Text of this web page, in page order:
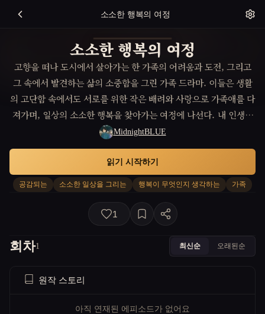
소소한 행복의 여정
소소한 행복의 여정
고향을 떠나 도시에서 살아가는 한 가족의 어려움과 도전, 그리고
그 속에서 발견하는 삶의 소중함을 그린 가족 드라마. 이들은 생활
의 고단함 속에서도 서로를 위한 작은 배려와 사랑으로 가족애를 다
져가며, 일상의 소소한 행복을 찾아가는 여정에 나선다. 내 인생의
45년을 돌아보며, 강원도 속초의 겨울을 떠올린다. 고3 겨울, 수능
이 끝난 후의 그 날들은 정말로 차가웠다. 몸도 마음도, 그리고 날씨
마저도 얼어붙은 듯한 시절이었다. 그때의 나는, 내 인생이란 무엇
인지, 내가 할 수 있는 것이 아무것도 없다는 생각에 사로잡혀 있었
다. 나를 감싸줄 수 있는 것들은 오직 오래된 이불과 살림도구들, 그
리고 가족의 흔적이 남아 있는 벽지의 담배 자국과 냄새뿐이었다.
그곳은 우울한 한숨소리로 가득 차 있었고, TV 소리가 없으면 숨이
막힐 것 같은 답답한 시간들이 흘렀다. 그래서 지금도 정적이 흐르
는 순간이 힘들다. 집을 비울 때든 아니든, 음악을 켜놓고 작은 불빛
을 밝혀야만 마음이 진정되곤 했다. 어린 시절, 나의 고향은 바다가
후 할머니, 아빠, 오빠와 함께 살게 되었다. 엄마의 얼굴은 잘 기억
MidnightBLUE
공감되는 소소한 일상을 그리는 행복이 무엇인지 생각하는 가족
읽기 시작하기
1
회차1 최신순 오래된순
원작 스토리
아직 연재된 에피소드가 없어요